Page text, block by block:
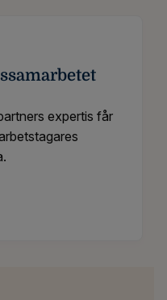
expertis får